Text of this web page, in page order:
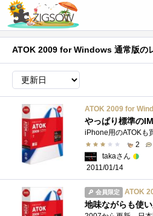
ATOK 2009 for Windows 通常版の
ATOK 2009 for
やっぱり標準の
2
takaさん
2011/01/14
会員限定 ATOK
地味ながらも使